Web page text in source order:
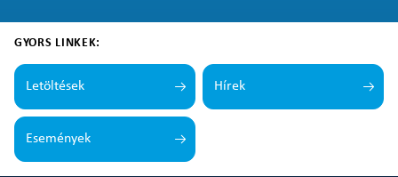
GYORS LINKEK:
Letöltések Hírek
Események